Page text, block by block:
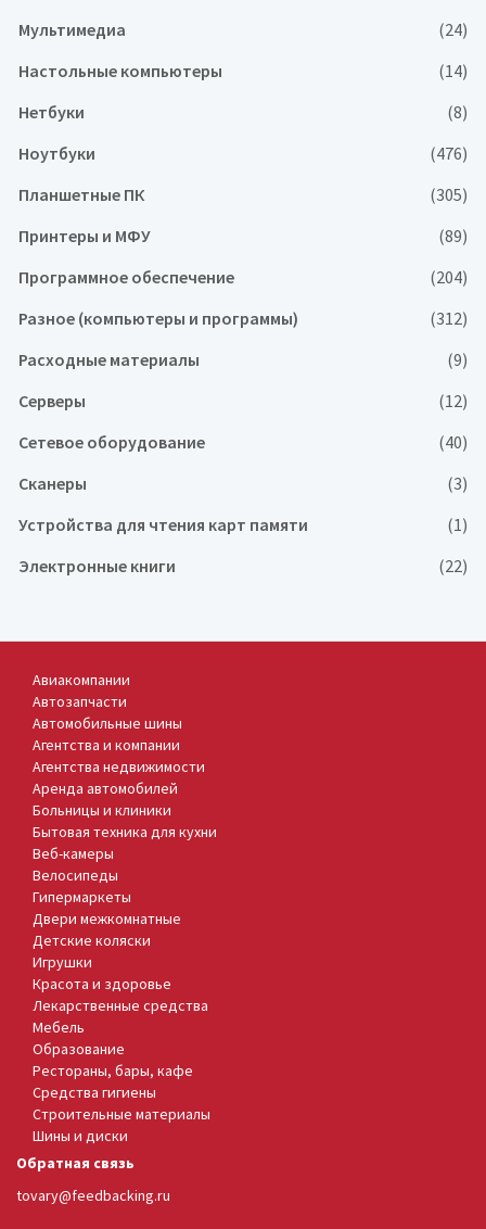
Мультимедиа
(24)
Настольные компьютеры
(14)
Нетбуки
(8)
Ноутбуки
(476)
Планшетные ПК
(305)
Принтеры и МФУ
(89)
Программное обеспечение
(204)
Разное (компьютеры и программы)
(312)
Расходные материалы
(9)
Серверы
(12)
Сетевое оборудование
(40)
Сканеры
(3)
Устройства для чтения карт памяти
(1)
Электронные книги
(22)
Авиакомпании
Автозапчасти
Автомобильные шины
Агентства и компании
Агентства недвижимости
Аренда автомобилей
Больницы и клиники
Бытовая техника для кухни
Веб-камеры
Велосипеды
Гипермаркеты
Двери межкомнатные
Детские коляски
Игрушки
Красота и здоровье
Лекарственные средства
Мебель
Образование
Рестораны, бары, кафе
Средства гигиены
Строительные материалы
Шины и диски
Обратная связь
tovary@feedbacking.ru